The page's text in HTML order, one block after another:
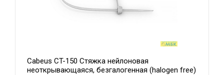
Cabeus CT-150 Стяжка нейлоновая
неоткрывающаяся, безгалогенная (halogen free)